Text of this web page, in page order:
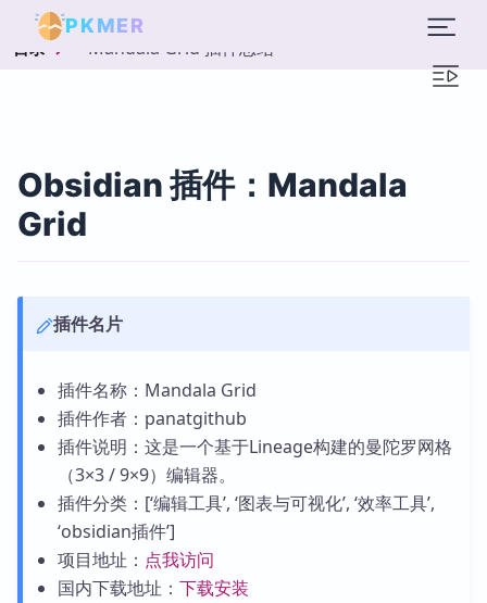
PKMER
目录 Mandala Grid 插件总结
Obsidian 插件：Mandala
Grid
插件名片
插件名称：Mandala Grid
插件作者：panatgithub
插件说明：这是一个基于Lineage构建的曼陀罗网格
（3×3 / 9×9）编辑器。
插件分类：[‘编辑工具’, ‘图表与可视化’, ‘效率工具’,
‘obsidian插件’]
项目地址： 点我访问
国内下载地址： 下载安装